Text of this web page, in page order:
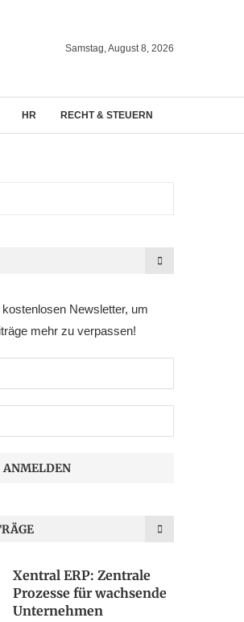
Samstag, August 8, 2026
HR RECHT & STEUERN
Newsletter, um
mehr zu verpassen!
Xentral ERP: Zentrale
Prozesse für wachsende
Unternehmen